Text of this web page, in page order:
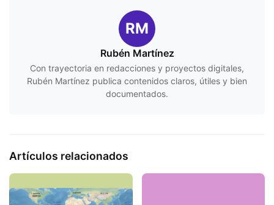
RM
Rubén Martínez
Con trayectoria en redacciones y proyectos digitales,
Rubén Martínez publica contenidos claros, útiles y bien
documentados.
Artículos relacionados